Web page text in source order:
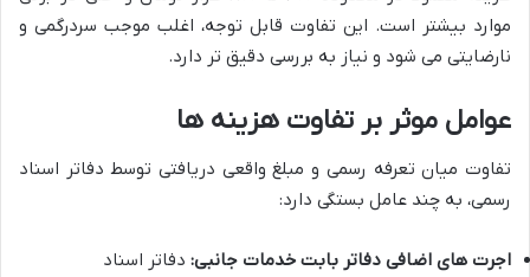
موارد بیشتر است. این تفاوت قابل توجه، اغلب موجب سردرگمی و
نارضایتی می شود و نیاز به بررسی دقیق تر دارد.
عوامل موثر بر تفاوت هزینه ها
تفاوت میان تعرفه رسمی و مبلغ واقعی دریافتی توسط دفاتر اسناد
رسمی، به چند عامل بستگی دارد:
اجرت های اضافی دفاتر بابت خدمات جانبی: دفاتر اسناد